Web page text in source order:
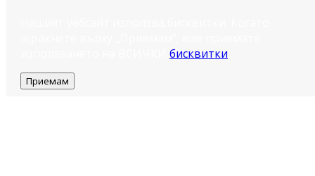
бисквитки
Приемам